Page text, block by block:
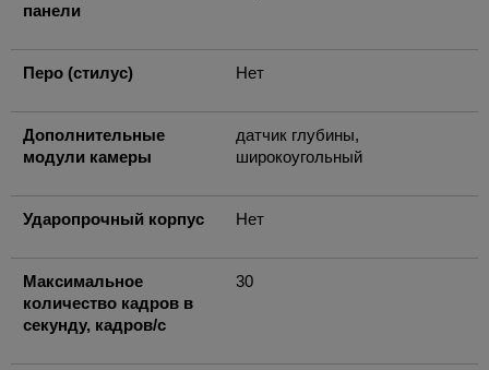
панели
Перо (стилус) Нет
Дополнительные
модули камеры
датчик глубины,
широкоугольный
Ударопрочный корпус Нет
Максимальное
количество кадров в
секунду, кадров/с
30